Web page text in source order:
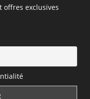
offres exclusives